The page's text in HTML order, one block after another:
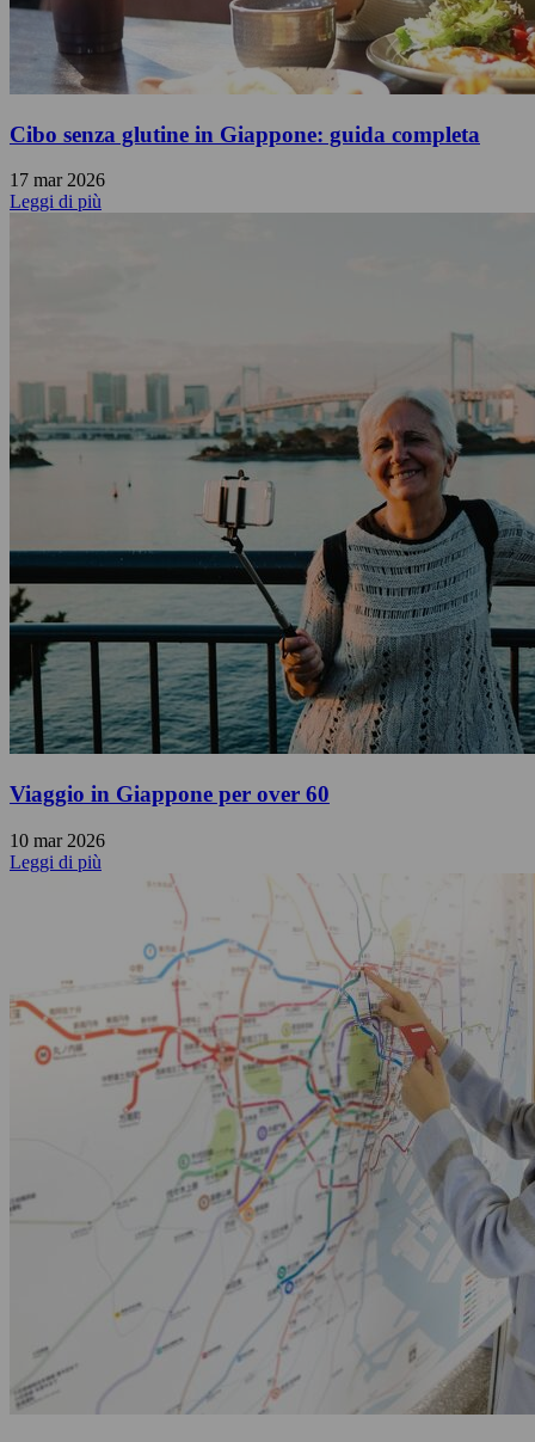
Cibo senza glutine in Giappone: guida completa
17 mar 2026
Leggi di più
Viaggio in Giappone per over 60
10 mar 2026
Leggi di più